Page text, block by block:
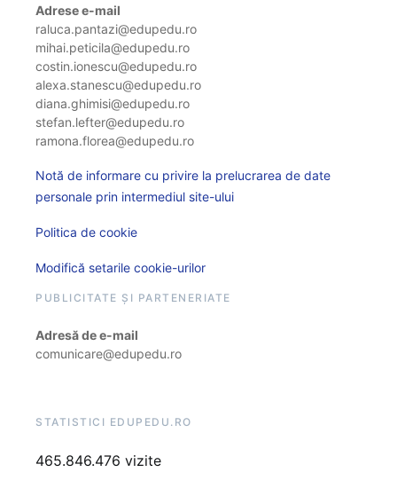
Adrese e-mail
raluca.pantazi@edupedu.ro
mihai.peticila@edupedu.ro
costin.ionescu@edupedu.ro
alexa.stanescu@edupedu.ro
diana.ghimisi@edupedu.ro
stefan.lefter@edupedu.ro
ramona.florea@edupedu.ro
Notă de informare cu privire la prelucrarea de date
personale prin intermediul site-ului
Politica de cookie
Modifică setarile cookie-urilor
PUBLICITATE ȘI PARTENERIATE
Adresă de e-mail
comunicare@edupedu.ro
STATISTICI EDUPEDU.RO
465.846.476 vizite